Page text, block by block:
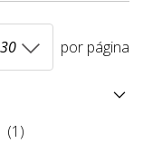
por página
(1)